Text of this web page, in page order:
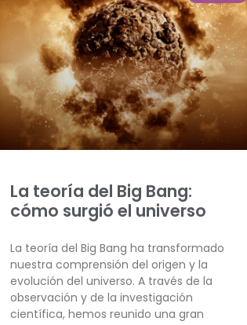
La teoría del Big Bang:
cómo surgió el universo
La teoría del Big Bang ha transformado
nuestra comprensión del origen y la
evolución del universo. A través de la
observación y de la investigación
científica, hemos reunido una gran